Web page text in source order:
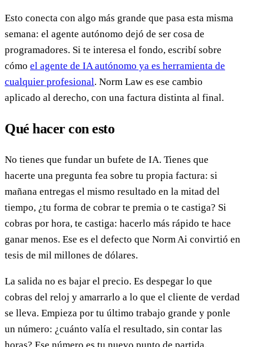
Esto conecta con algo más grande que pasa esta misma
semana: el agente autónomo dejó de ser cosa de
programadores. Si te interesa el fondo, escribí sobre
cómo el agente de IA autónomo ya es herramienta de
cualquier profesional. Norm Law es ese cambio
aplicado al derecho, con una factura distinta al final.
Qué hacer con esto
No tienes que fundar un bufete de IA. Tienes que
hacerte una pregunta fea sobre tu propia factura: si
mañana entregas el mismo resultado en la mitad del
tiempo, ¿tu forma de cobrar te premia o te castiga? Si
cobras por hora, te castiga: hacerlo más rápido te hace
ganar menos. Ese es el defecto que Norm Ai convirtió en
tesis de mil millones de dólares.
La salida no es bajar el precio. Es despegar lo que
cobras del reloj y amarrarlo a lo que el cliente de verdad
se lleva. Empieza por tu último trabajo grande y ponle
un número: ¿cuánto valía el resultado, sin contar las